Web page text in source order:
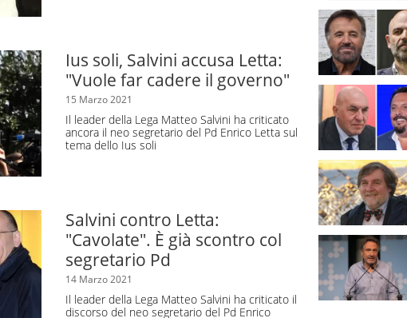
dal coniuge italiano al coniuge straniero si
riconoscimento e l’adozione.
Ius soli, Salvini accusa Letta:
"Vuole far cadere il governo"
15 Marzo 2021
Il leader della Lega Matteo Salvini ha criticato
ancora il neo segretario del Pd Enrico Letta sul
tema dello Ius soli
Salvini contro Letta:
"Cavolate". È già scontro col
segretario Pd
14 Marzo 2021
Il leader della Lega Matteo Salvini ha criticato il
discorso del neo segretario del Pd Enrico